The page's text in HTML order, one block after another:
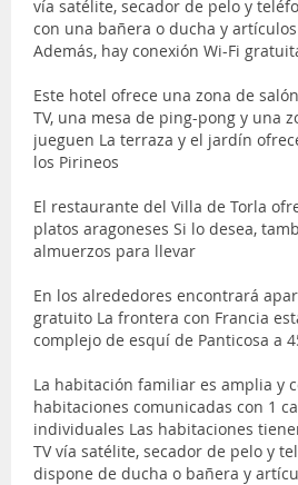
vía satélite, secador de pelo y
con una bañera o ducha y
Además, hay conexión Wi-Fi
Este hotel ofrece una zona de
TV, una mesa de ping-pong y una
jueguen La terraza y el jardín
los Pirineos
El restaurante del Villa de Torla
platos aragoneses Si lo desea,
almuerzos para llevar
En los alrededores encontrará
gratuito La frontera con Francia
complejo de esquí de Panticosa a
La habitación familiar es amplia y
habitaciones comunicadas con 1
individuales Las habitaciones
TV vía satélite, secador de pelo y
dispone de ducha o bañera y